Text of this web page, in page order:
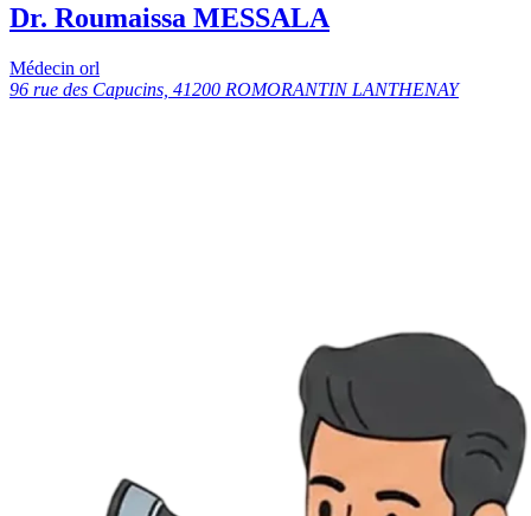
Dr. Roumaissa MESSALA
Médecin orl
96 rue des Capucins, 41200 ROMORANTIN LANTHENAY